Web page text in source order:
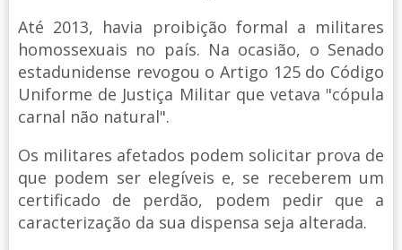
Até 2013, havia proibição formal a militares
homossexuais no país. Na ocasião, o Senado
estadunidense revogou o Artigo 125 do Código
Uniforme de Justiça Militar que vetava "cópula
carnal não natural".
Os militares afetados podem solicitar prova de
que podem ser elegíveis e, se receberem um
certificado de perdão, podem pedir que a
caracterização da sua dispensa seja alterada.